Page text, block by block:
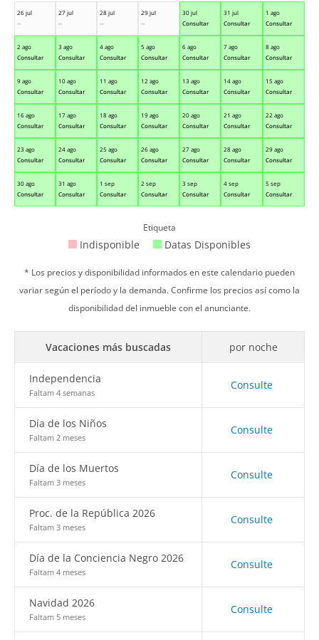
26 jul
--
27 jul
--
28 jul
--
29 jul
--
30 jul
Consultar
31 jul
Consultar
1 ago
Consultar
2 ago
Consultar
3 ago
Consultar
4 ago
Consultar
5 ago
Consultar
6 ago
Consultar
7 ago
Consultar
8 ago
Consultar
9 ago
Consultar
10 ago
Consultar
11 ago
Consultar
12 ago
Consultar
13 ago
Consultar
14 ago
Consultar
15 ago
Consultar
16 ago
Consultar
17 ago
Consultar
18 ago
Consultar
19 ago
Consultar
20 ago
Consultar
21 ago
Consultar
22 ago
Consultar
23 ago
Consultar
24 ago
Consultar
25 ago
Consultar
26 ago
Consultar
27 ago
Consultar
28 ago
Consultar
29 ago
Consultar
30 ago
Consultar
31 ago
Consultar
1 sep
Consultar
2 sep
Consultar
3 sep
Consultar
4 sep
Consultar
5 sep
Consultar
Etiqueta
Indisponible Datas Disponibles
* Los precios y disponibilidad informados en este calendario pueden
variar según el período y la demanda. Confirme los precios así como la
disponibilidad del inmueble con el anunciante.
Vacaciones más buscadas por noche
Independencia
Faltam 4 semanas
Consulte
Día de los Niños
Faltam 2 meses
Consulte
Día de los Muertos
Faltam 3 meses
Consulte
Proc. de la República 2026
Faltam 3 meses
Consulte
Día de la Conciencia Negro 2026
Faltam 4 meses
Consulte
Navidad 2026
Faltam 5 meses
Consulte